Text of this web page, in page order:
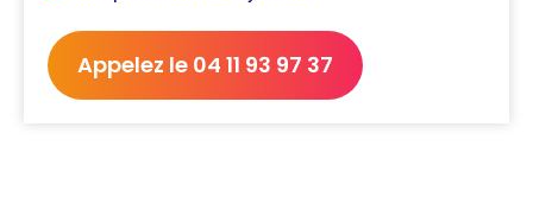
Appelez le 04 11 93 97 37